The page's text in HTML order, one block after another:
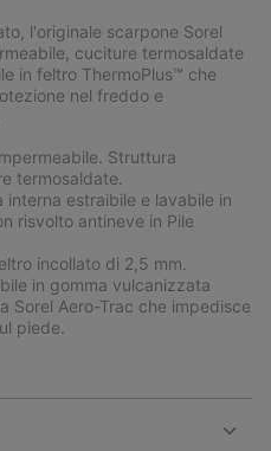
section
l'originale scarpone Sorel
cuciture termosaldate
in feltro ThermoPlus™ che
nel freddo e
Struttura
termosaldate.
interna estraibile e lavabile in
risvolto antineve in Pile
incollato di 2,5 mm.
in gomma vulcanizzata
Sorel Aero-Trac che impedisce
piede.